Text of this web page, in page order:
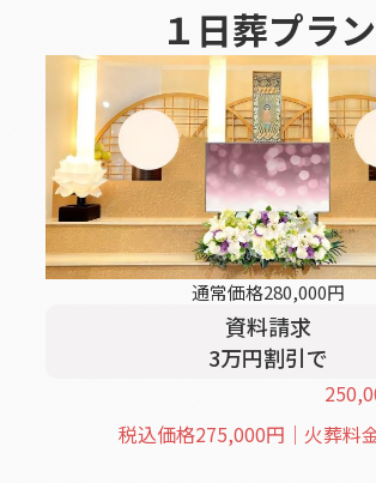
１日葬プラン
通常価格280,000円
資料請求
3万円割引で
税込価格275,000円｜火葬料